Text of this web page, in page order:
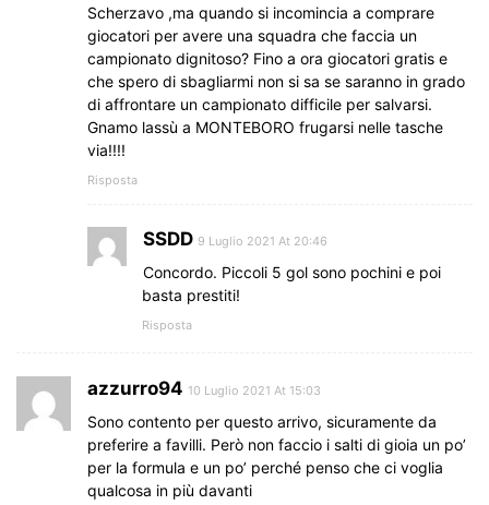
Scherzavo ,ma quando si incomincia a comprare
giocatori per avere una squadra che faccia un
campionato dignitoso? Fino a ora giocatori gratis e
che spero di sbagliarmi non si sa se saranno in grado
di affrontare un campionato difficile per salvarsi.
Gnamo lassù a MONTEBORO frugarsi nelle tasche
via!!!!
Risposta
SSDD 9 Luglio 2021 At 20:46
Concordo. Piccoli 5 gol sono pochini e poi
basta prestiti!
Risposta
azzurro94 10 Luglio 2021 At 15:03
Sono contento per questo arrivo, sicuramente da
preferire a favilli. Però non faccio i salti di gioia un po’
per la formula e un po’ perché penso che ci voglia
qualcosa in più davanti